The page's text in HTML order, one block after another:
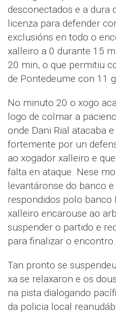
desconectados e a dura
licenza para defender
exclusións en todo o
xalleiro a 0 durante 15
20 min, o que permitiu
de Pontedeume con 11
No minuto 20 o xogo
logo de colmar a
onde Dani Rial atacaba
fortemente por un
ao xogador xalleiro e
falta en ataque. Nese
levantáronse do banco
respondidos polo banco
xalleiro encarouse ao
suspender o partido e
para finalizar o encontro.
Tan pronto se
xa se relaxaron e os
na pista dialogando
da policia local